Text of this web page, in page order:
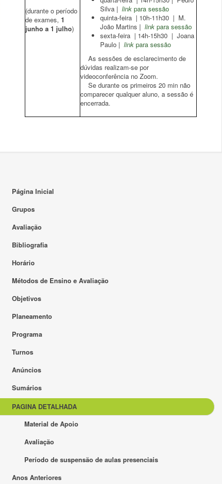
(durante o período
de exames, 1
junho a 1 julho)
Silva | link para sessão
quinta-feira | 10h-11h30 | M.
João Martins | link para sessão
sexta-feira | 14h-15h30 | Joana
Paulo | link para sessão
As sessões de esclarecimento de
dúvidas realizam-se por
videoconferência no Zoom.
Se durante os primeiros 20 min não
comparecer qualquer aluno, a sessão é
encerrada.
Página Inicial
Grupos
Avaliação
Bibliografia
Horário
Métodos de Ensino e Avaliação
Objetivos
Planeamento
Programa
Turnos
Anúncios
Sumários
PAGINA DETALHADA
Material de Apoio
Avaliação
Período de suspensão de aulas presenciais
Anos Anteriores